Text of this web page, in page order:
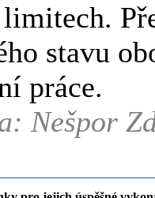
stavu
práce.
Nešpor